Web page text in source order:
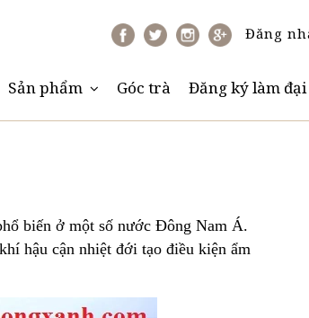
Đăng
Sản phẩm Góc trà Đăng ký làm
biến ở một số nước Đông Nam Á.
hậu cận nhiệt đới tạo điều kiện ẩm